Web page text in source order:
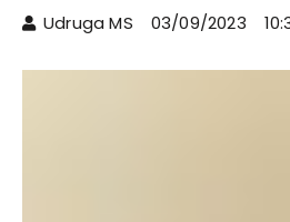
Udruga MS 03/09/2023